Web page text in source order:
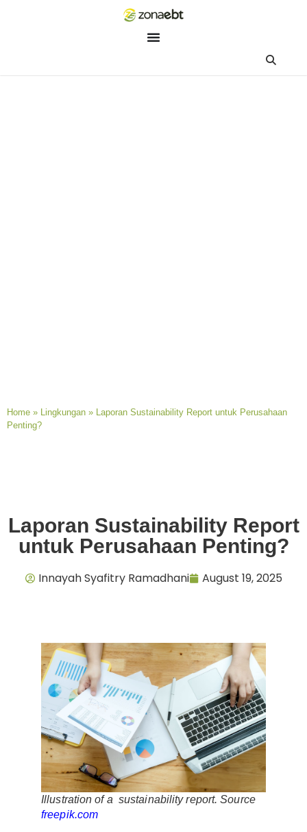
Home » Lingkungan »
Laporan Sustainability Report untuk Perusahaan
Penting?
Laporan Sustainability Report
untuk Perusahaan Penting?
Innayah Syafitry Ramadhani August 19, 2025
Illustration of a sustainability report. Source
freepik.com